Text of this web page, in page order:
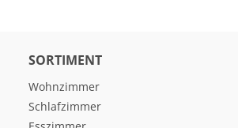
SORTIMENT
Wohnzimmer
Schlafzimmer